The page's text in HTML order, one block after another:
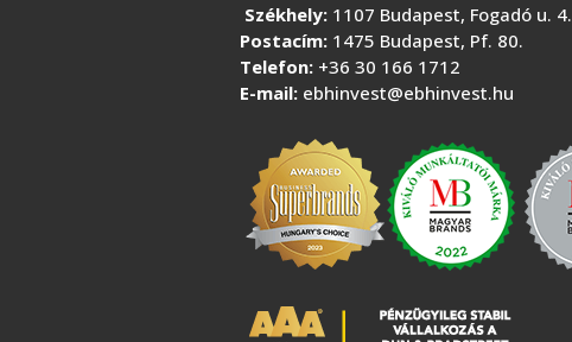
Székhely:1107 Budapest, Fogadó u. 4.
Postacím:1475 Budapest, Pf. 80.
Telefon: +36 30 166 1712
E-mail: ebhinvest@ebhinvest.hu